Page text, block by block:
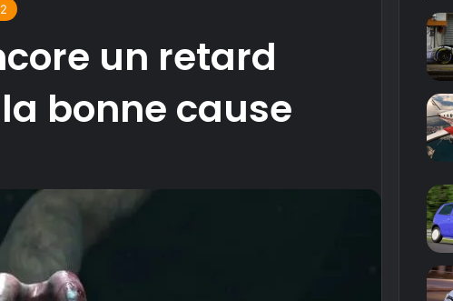
un retard
bonne cause